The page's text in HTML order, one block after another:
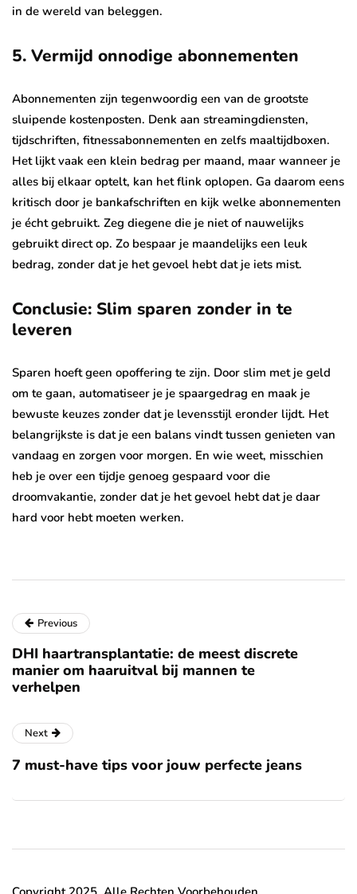
in de wereld van beleggen.
5. Vermijd onnodige abonnementen
Abonnementen zijn tegenwoordig een van de grootste
sluipende kostenposten. Denk aan streamingdiensten,
tijdschriften, fitnessabonnementen en zelfs maaltijdboxen.
Het lijkt vaak een klein bedrag per maand, maar wanneer je
alles bij elkaar optelt, kan het flink oplopen. Ga daarom eens
kritisch door je bankafschriften en kijk welke abonnementen
je écht gebruikt. Zeg diegene die je niet of nauwelijks
gebruikt direct op. Zo bespaar je maandelijks een leuk
bedrag, zonder dat je het gevoel hebt dat je iets mist.
Conclusie: Slim sparen zonder in te
leveren
Sparen hoeft geen opoffering te zijn. Door slim met je geld
om te gaan, automatiseer je je spaargedrag en maak je
bewuste keuzes zonder dat je levensstijl eronder lijdt. Het
belangrijkste is dat je een balans vindt tussen genieten van
vandaag en zorgen voor morgen. En wie weet, misschien
heb je over een tijdje genoeg gespaard voor die
droomvakantie, zonder dat je het gevoel hebt dat je daar
hard voor hebt moeten werken.
Previous
DHI haartransplantatie: de meest discrete
manier om haaruitval bij mannen te
verhelpen
Next
7 must-have tips voor jouw perfecte jeans